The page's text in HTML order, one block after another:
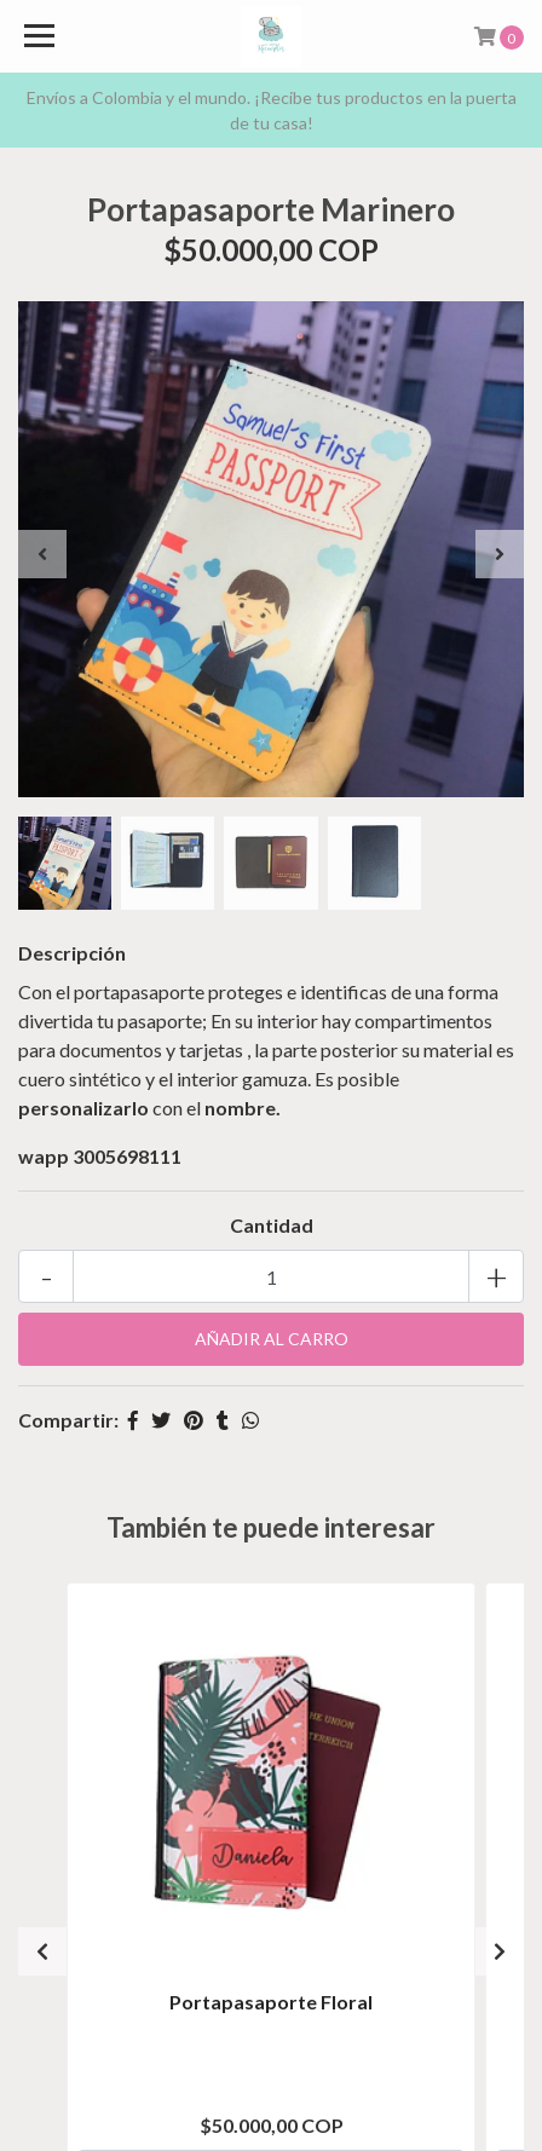
Envíos a Colombia y el mundo. ¡Recibe tus productos en la puerta
de tu casa!
0
Portapasaporte Marinero
$50.000,00 COP
Descripción
Con el portapasaporte proteges e identificas de una forma
divertida tu pasaporte; En su interior hay compartimentos
para documentos y tarjetas , la parte posterior su material es
cuero sintético y el interior gamuza. Es posible
personalizarlo con el nombre.
wapp 3005698111
Cantidad
+
-
Compartir:
También te puede interesar
Portapasaporte Floral
$50.000,00 COP